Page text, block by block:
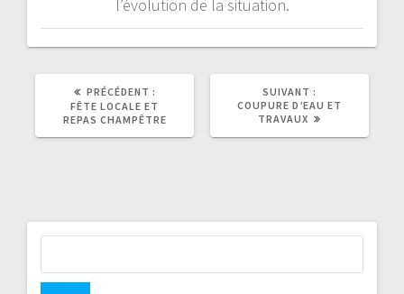
l’évolution de la situation.
PRÉCÉDENT :
PRÉCÉDENT
:
FÊTE LOCALE ET
REPAS CHAMPÊTRE
SUIVANT :
SUIVANT
:
COUPURE D’EAU ET
TRAVAUX